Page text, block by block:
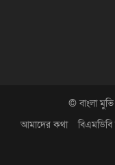
© বাংলা মুভি
আমাদের কথা
বিএমডিবি